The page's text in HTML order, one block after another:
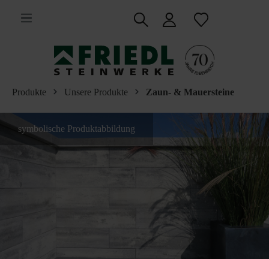
springen
Produkte Unsere Produkte Zaun- & Mauersteine
symbolische Produktabbildung